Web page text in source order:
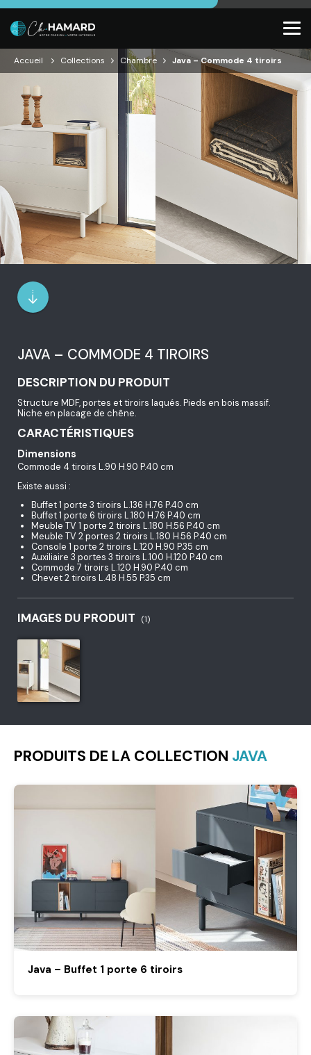
Accueil Collections Chambre Java – Commode 4 tiroirs
JAVA – COMMODE 4 TIROIRS
DESCRIPTION DU PRODUIT
Structure MDF, portes et tiroirs laqués. Pieds en bois massif.
Niche en placage de chêne.
CARACTÉRISTIQUES
Dimensions
Commode 4 tiroirs L.90 H.90 P.40 cm
Existe aussi :
Buffet 1 porte 3 tiroirs L.136 H.76 P.40 cm
Buffet 1 porte 6 tiroirs L.180 H.76 P.40 cm
Meuble TV 1 porte 2 tiroirs L.180 H.56 P.40 cm
Meuble TV 2 portes 2 tiroirs L.180 H.56 P.40 cm
Console 1 porte 2 tiroirs L.120 H.90 P.35 cm
Auxiliaire 3 portes 3 tiroirs L.100 H.120 P.40 cm
Commode 7 tiroirs L.120 H.90 P.40 cm
Chevet 2 tiroirs L.48 H.55 P.35 cm
IMAGES DU PRODUIT (1)
PRODUITS DE LA COLLECTION JAVA
Java – Buffet 1 porte 6 tiroirs